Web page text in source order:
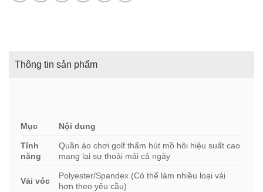
Thông tin sản phẩm
Mục Nội dung
Tính
năng
Quần áo chơi golf thấm hút mồ hôi hiệu suất cao
mang lại sự thoải mái cả ngày
Vải vóc
Polyester/Spandex (Có thể làm nhiều loại vải
hơn theo yêu cầu)